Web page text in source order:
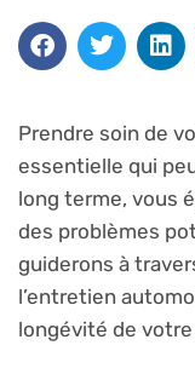
Prendre soin de
essentielle qui
long terme, vous
des problèmes
guiderons à
l’entretien
longévité de